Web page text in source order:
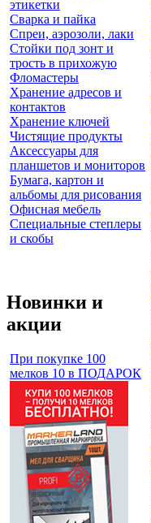
этикетки
Сварка и пайка
Спреи, аэрозоли, лаки
Стойки под зонт и
трость в прихожую
Фломастеры
Хранение адресов и
контактов
Хранение ключей
Чистящие продукты
Аксессуары для
планшетов и мониторов
Бумага, картон и
альбомы для рисования
Офисная мебель
Специальные степлеры
и скобы
Новинки и
акции
При покупке 100
мелков 10 в ПОДАРОК